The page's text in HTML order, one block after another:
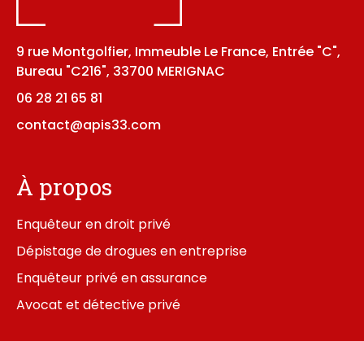
9 rue Montgolfier, Immeuble Le France, Entrée "C",
Bureau "C216", 33700 MERIGNAC
06 28 21 65 81
contact@apis33.com
À propos
Enquêteur en droit privé
Dépistage de drogues en entreprise
Enquêteur privé en assurance
Avocat et détective privé